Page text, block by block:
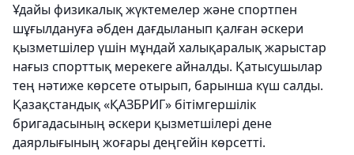
Ұдайы физикалық жүктемелер және спортпен
шұғылдануға әбден дағдыланып қалған әскери
қызметшілер үшін мұндай халықаралық жарыстар
нағыз спорттық мерекеге айналды. Қатысушылар
тең нәтиже көрсете отырып, барынша күш салды.
Қазақстандық «ҚАЗБРИГ» бітімгершілік
бригадасының әскери қызметшілері дене
даярлығының жоғары деңгейін көрсетті.